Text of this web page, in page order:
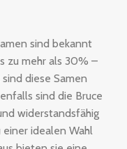
sind bekannt
zu mehr als 30% –
diese Samen
sind die Bruce
widerstandsfähig
einer idealen Wahl